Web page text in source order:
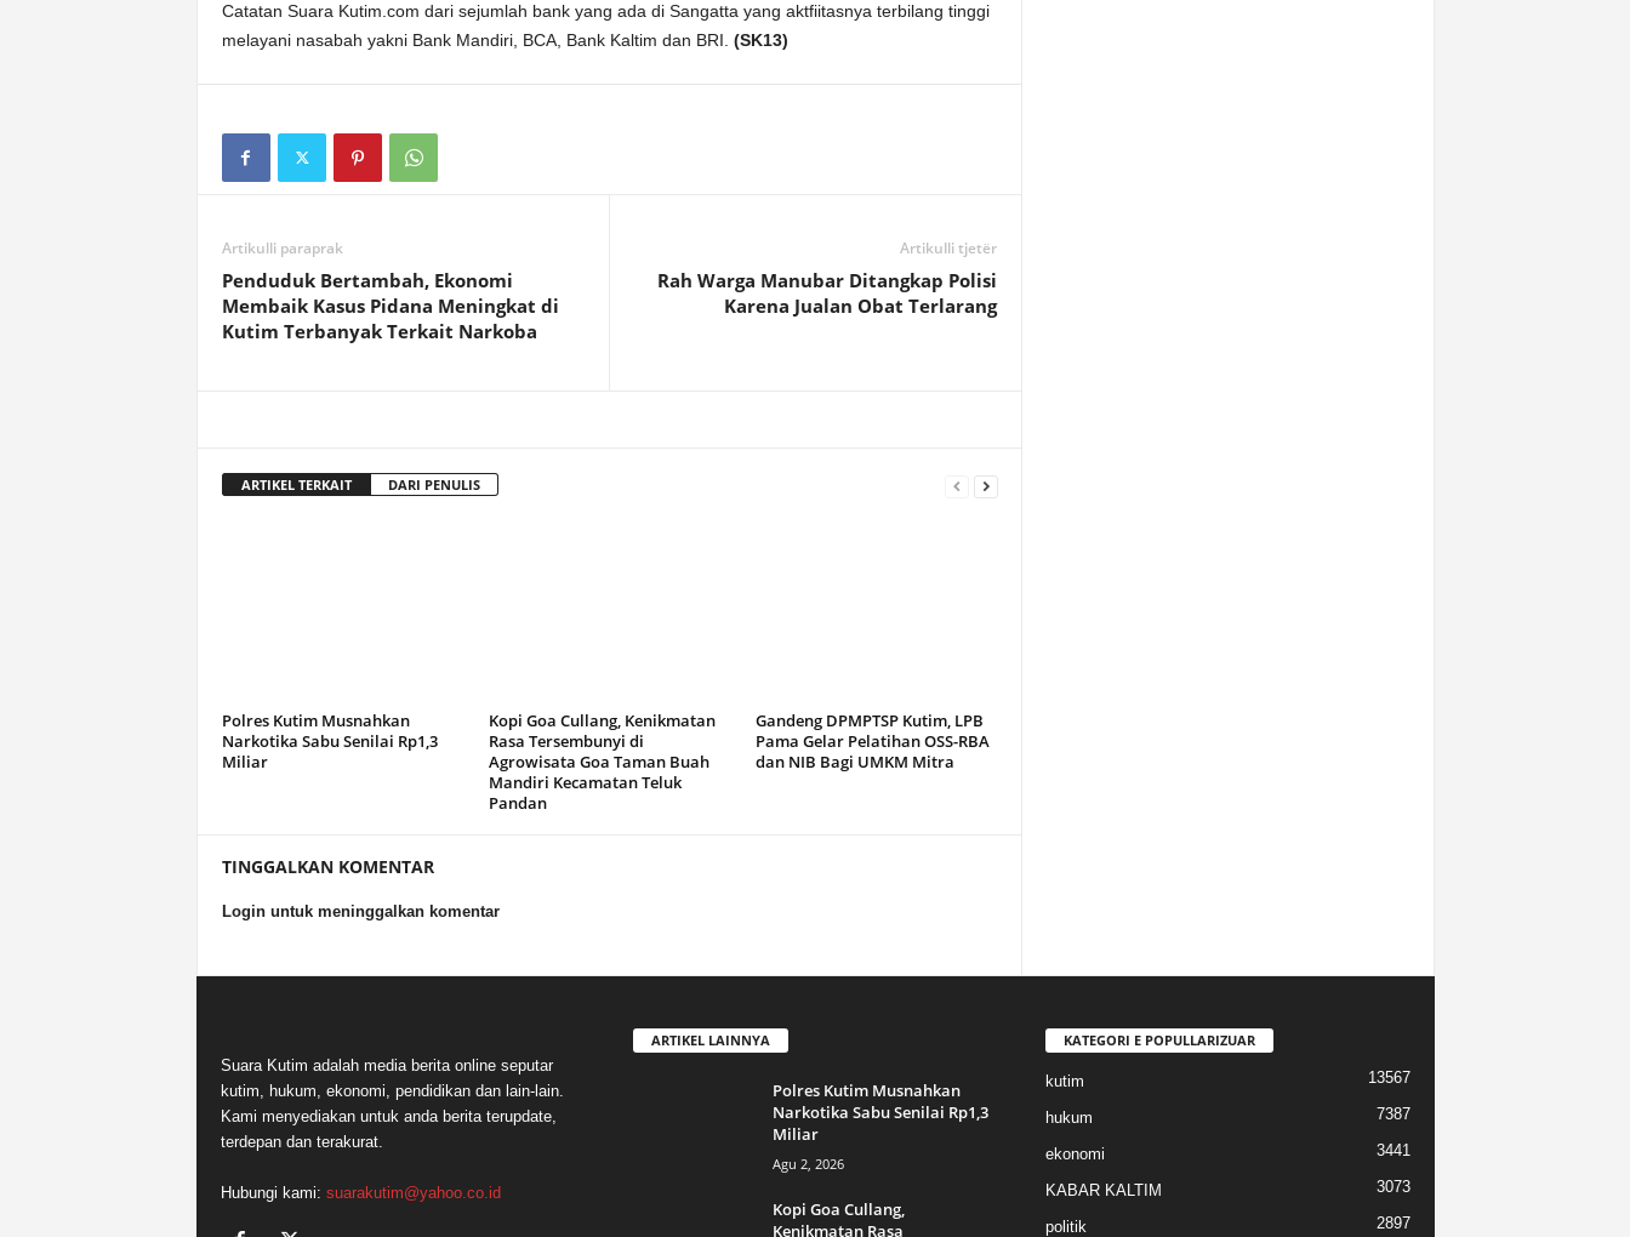
Catatan Suara Kutim.com dari sejumlah bank yang ada di Sangatta yang aktfiitasnya terbilang tinggi
melayani nasabah yakni Bank Mandiri, BCA, Bank Kaltim dan BRI. (SK13)
Artikulli paraprak
Penduduk Bertambah, Ekonomi
Membaik Kasus Pidana Meningkat di
Kutim Terbanyak Terkait Narkoba
Artikulli tjetër
Rah Warga Manubar Ditangkap Polisi
Karena Jualan Obat Terlarang
ARTIKEL TERKAIT DARI PENULIS
Polres Kutim Musnahkan
Narkotika Sabu Senilai Rp1,3
Miliar
Kopi Goa Cullang, Kenikmatan
Rasa Tersembunyi di
Agrowisata Goa Taman Buah
Mandiri Kecamatan Teluk
Pandan
Gandeng DPMPTSP Kutim, LPB
Pama Gelar Pelatihan OSS-RBA
dan NIB Bagi UMKM Mitra
TINGGALKAN KOMENTAR
Login untuk meninggalkan komentar
Suara Kutim adalah media berita online seputar
kutim, hukum, ekonomi, pendidikan dan lain-lain.
Kami menyediakan untuk anda berita terupdate,
terdepan dan terakurat.
Hubungi kami: suarakutim@yahoo.co.id
ARTIKEL LAINNYA
Polres Kutim Musnahkan
Narkotika Sabu Senilai Rp1,3
Miliar
Agu 2, 2026
Kopi Goa Cullang,
Kenikmatan Rasa
KATEGORI E POPULLARIZUAR
kutim 13567
hukum 7387
ekonomi 3441
KABAR KALTIM 3073
politik 2897